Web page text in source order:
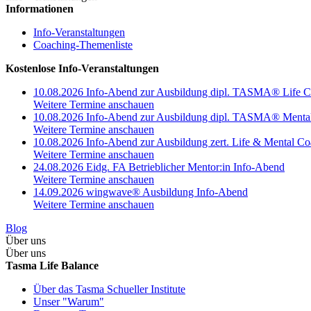
Informationen
Info-Veranstaltungen
Coaching-Themenliste
Kostenlose Info-Veranstaltungen
10.08.2026 Info-Abend zur Ausbildung dipl. TASMA® Life
Weitere Termine anschauen
10.08.2026 Info-Abend zur Ausbildung dipl. TASMA®
Weitere Termine anschauen
10.08.2026 Info-Abend zur Ausbildung zert. Life & Mental
Weitere Termine anschauen
24.08.2026 Eidg. FA Betrieblicher Mentor:in Info-Abend
Weitere Termine anschauen
14.09.2026 wingwave® Ausbildung Info-Abend
Weitere Termine anschauen
Blog
Über uns
Über uns
Tasma Life Balance
Über das Tasma Schueller Institute
Unser "Warum"